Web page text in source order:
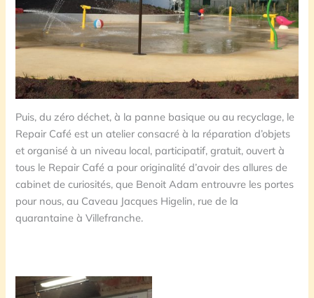
Puis, du zéro déchet, à la panne basique ou au recyclage, le
Repair Café est un atelier consacré à la réparation d’objets
et organisé à un niveau local, participatif, gratuit, ouvert à
tous le Repair Café a pour originalité d’avoir des allures de
cabinet de curiosités, que Benoit Adam entrouvre les portes
pour nous, au Caveau Jacques Higelin, rue de la
quarantaine à Villefranche.